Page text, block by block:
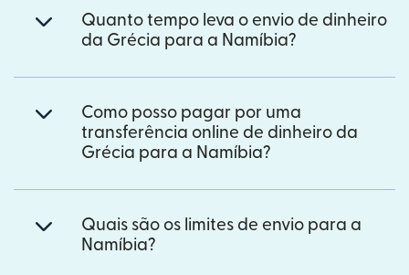
Quanto tempo leva o envio de dinheiro
da Grécia para a Namíbia?
Como posso pagar por uma
transferência online de dinheiro da
Grécia para a Namíbia?
Quais são os limites de envio para a
Namíbia?